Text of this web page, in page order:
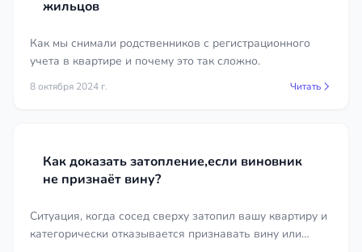
жильцов
Как мы снимали родственников с регистрационного
учета в квартире и почему это так сложно.
8 октября 2024 г. Читать
Как доказать затопление,если виновник
не признаёт вину?
Ситуация, когда сосед сверху затопил вашу квартиру и
категорически отказывается признавать вину или